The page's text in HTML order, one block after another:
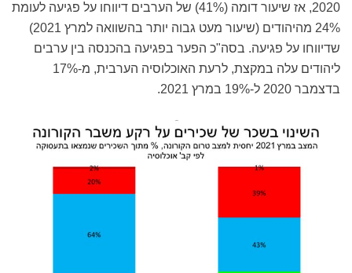
2020, אז שיעור דומה (41%) של הערבים דיווחו על פגיעה לעומת
24% מהיהודים (שיעור מעט גבוה יותר בהשוואה למרץ 2021)
שדיווחו על פגיעה. בסה"כ הפער בפגיעה בהכנסה בין ערבים
ליהודים עלה במקצת, לרעת האוכלוסיה הערבית, מ-17%
בדצמבר 2020 ל-19% במרץ 2021.